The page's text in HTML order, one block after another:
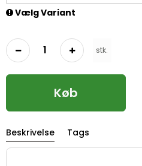
Vælg Variant
stk.
Køb
Beskrivelse Tags